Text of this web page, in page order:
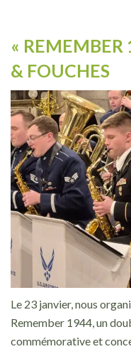
«
& FOUCHES
Le 23 janvier, nous
Remember 1944, un
commémorative et